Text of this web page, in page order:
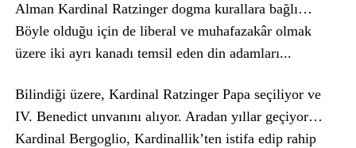
Alman Kardinal Ratzinger dogma kurallara bağlı…
Böyle olduğu için de liberal ve muhafazakâr olmak
üzere iki ayrı kanadı temsil eden din adamları...
Bilindiği üzere, Kardinal Ratzinger Papa seçiliyor ve
IV. Benedict unvanını alıyor. Aradan yıllar geçiyor…
Kardinal Bergoglio, Kardinallik’ten istifa edip rahip